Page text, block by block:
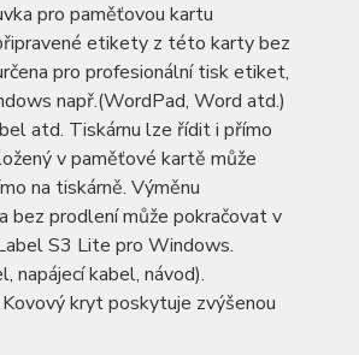
pro paměťovou kartu
etikety z této karty bez
pro profesionální tisk etiket,
např.(WordPad, Word atd.)
atd. Tiskárnu lze řídit i přímo
v paměťové kartě může
na tiskárně. Výměnu
bez prodlení může pokračovat v
S3 Lite pro Windows.
napájecí kabel, návod).
kryt poskytuje zvýšenou